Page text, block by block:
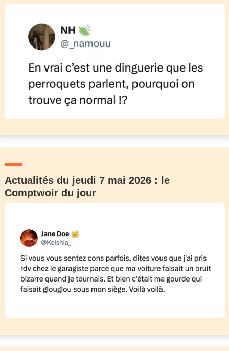
Actualités du jeudi 7 mai 2026 : le
Comptwoir du jour